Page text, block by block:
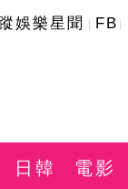
娛樂星聞 FB
日韓 電影